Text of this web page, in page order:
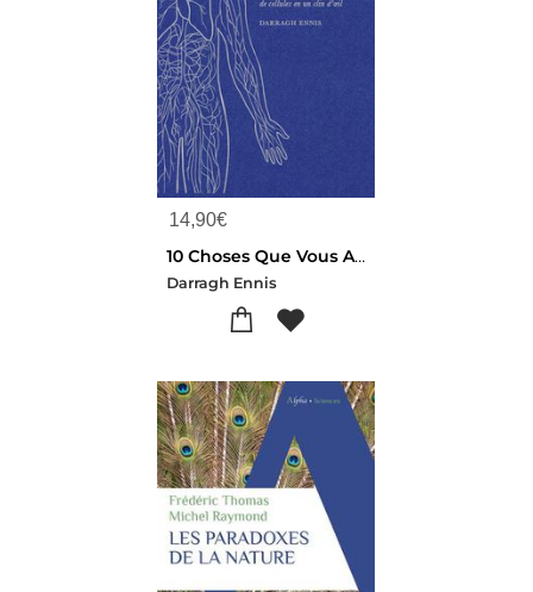
14,90€
10 Choses Que Vous Aimeriez Savoir Sur : Le Corps Humain : Trente Mille Milliards De Cellules En Un Clin D'oeil
Darragh Ennis